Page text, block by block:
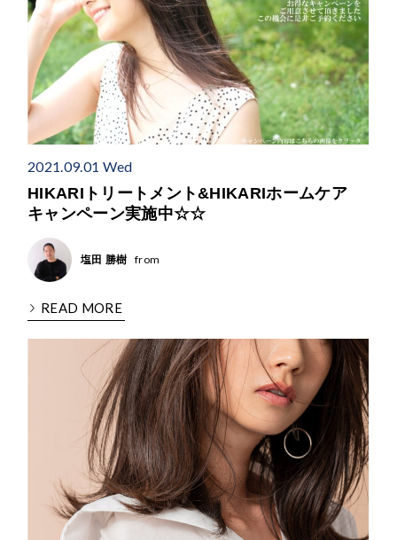
2021.09.01 Wed
HIKARIトリートメント&HIKARIホームケア
キャンペーン実施中☆☆
塩田 勝樹 from
READ MORE